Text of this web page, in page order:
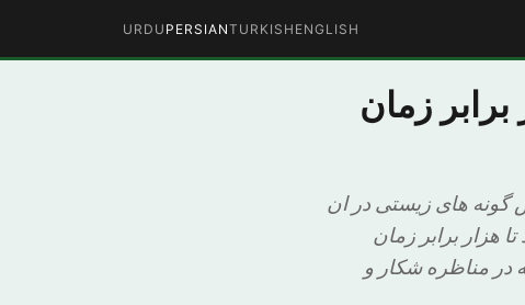
ENGLISH
TURKISH
PERSIAN
URDU
زمان
های زیستی در ان
هزار برابر زمان
در مناظره شکار و